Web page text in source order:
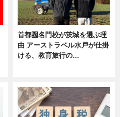
首都圏名門校が茨城を選ぶ理
由 アーストラベル水戸が仕掛
ける、教育旅行の…